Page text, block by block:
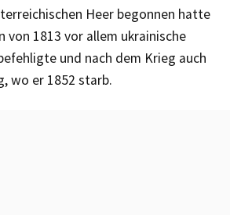
Heer begonnen hatte
von 1813 vor allem ukrainische
und nach dem Krieg auch
wo er 1852 starb.